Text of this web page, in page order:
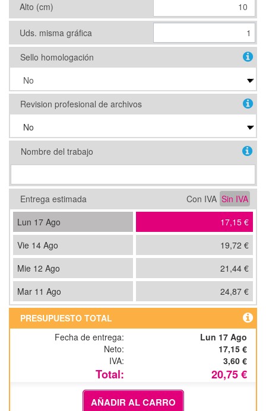
Alto (cm)
Uds. misma gráfica
Sello homologación
Revision profesional de archivos
Nombre del trabajo
Entrega estimada Con IVA Sin IVA
Lun 17 Ago
17,15 €
Vie 14 Ago
19,72 €
Mie 12 Ago
21,44 €
Mar 11 Ago
24,87 €
PRESUPUESTO TOTAL
Fecha de entrega:
Lun 17 Ago
Neto:
17,15 €
IVA:
3,60 €
Total: 20,75 €
AÑADIR AL CARRO